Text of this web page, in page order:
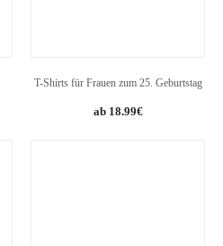
T-Shirts für Frauen zum 25. Geburtstag
18.99€